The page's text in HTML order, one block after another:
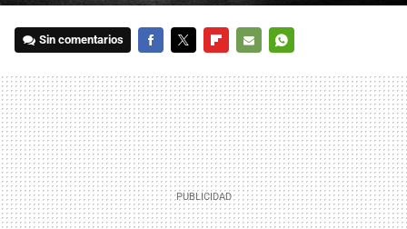
Sin comentarios
MAIL